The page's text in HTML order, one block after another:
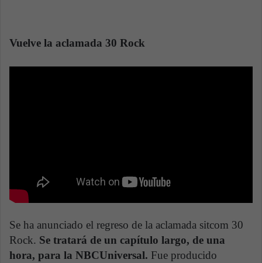
Vuelve la aclamada 30 Rock
Se ha anunciado el regreso de la aclamada sitcom 30
Rock. Se tratará de un capítulo largo, de una
hora, para la NBCUniversal. Fue producido